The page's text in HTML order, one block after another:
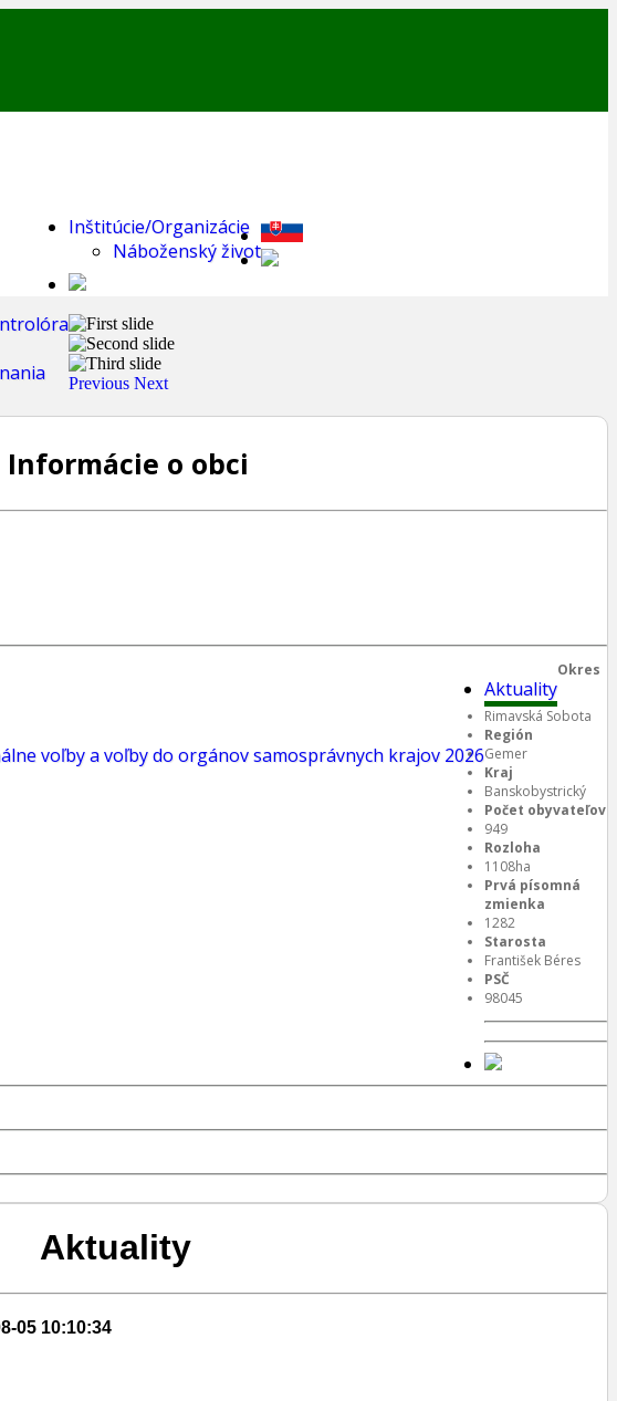
Inštitúcie/Organizácie
Náboženský život
voľby a voľby do orgánov samosprávnych krajov 2026
Aktuality
Previous Next
Informácie o obci
Okres
Rimavská Sobota
Región
Gemer
Kraj
Banskobystrický
Počet obyvateľov
949
Rozloha
1108ha
Prvá písomná
zmienka
1282
Starosta
František Béres
PSČ
98045
Aktuality
05 10:10:34